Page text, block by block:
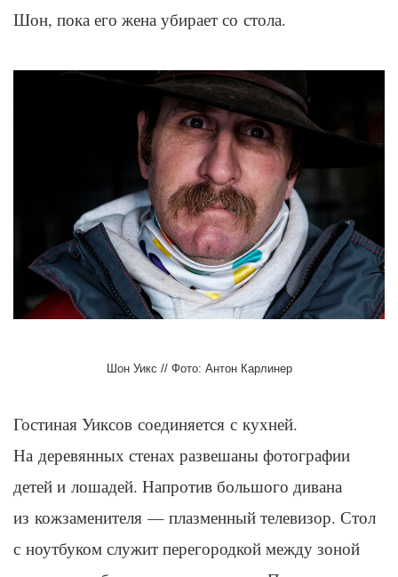
Шон, пока его жена убирает со стола.
Шон Уикс // Фото: Антон Карлинер
Гостиная Уиксов соединяется с кухней.
На деревянных стенах развешаны фотографии
детей и лошадей. Напротив большого дивана
из кожзаменителя — плазменный телевизор. Стол
с ноутбуком служит перегородкой между зоной